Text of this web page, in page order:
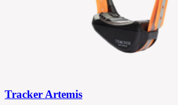
Tracker Artemis